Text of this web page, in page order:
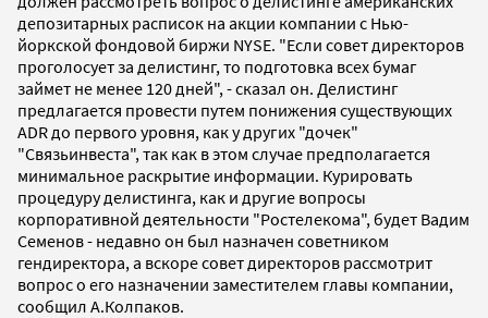
депозитарных расписок на акции компании с Нью-
йоркской фондовой биржи NYSE. "Если совет директоров
проголосует за делистинг, то подготовка всех бумаг
займет не менее 120 дней", - сказал он. Делистинг
предлагается провести путем понижения существующих
ADR до первого уровня, как у других "дочек"
"Связьинвеста", так как в этом случае предполагается
минимальное раскрытие информации. Курировать
процедуру делистинга, как и другие вопросы
корпоративной деятельности "Ростелекома", будет Вадим
Семенов - недавно он был назначен советником
гендиректора, а вскоре совет директоров рассмотрит
вопрос о его назначении заместителем главы компании,
сообщил А.Колпаков.